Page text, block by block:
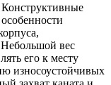
Конструктивные
особенности
вес
его к месту
износоустойчивых